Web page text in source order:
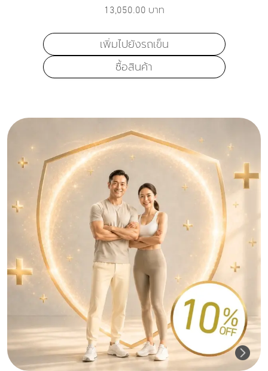
13,050.00 บาท
เพิ่มไปยังรถเข็น
ซื้อสินค้า